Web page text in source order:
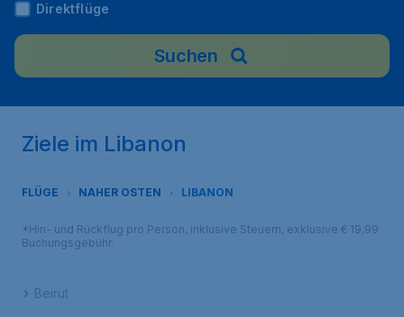
Direktflüge
Suchen
Ziele im Libanon
FLÜGE NAHER OSTEN LIBANON
*Hin- und Rückflug pro Person, inklusive Steuern, exklusive € 19,99
Buchungsgebühr.
Beirut